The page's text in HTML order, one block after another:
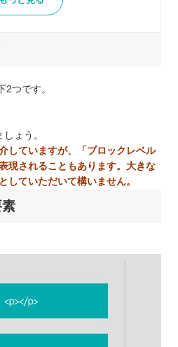
2つです。
ょう。
していますが、「ブロックレベル
現されることもあります。大きな
していただいて構いません。